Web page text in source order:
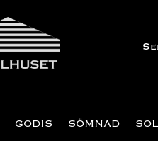
GODIS SÖMNAD